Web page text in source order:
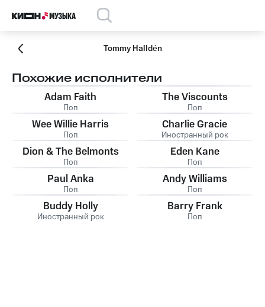
Tommy Halldén
Похожие исполнители
Adam Faith
Поп
The Viscounts
Поп
Wee Willie Harris
Поп
Charlie Gracie
Иностранный рок
Dion & The Belmonts
Поп
Eden Kane
Поп
Paul Anka
Поп
Andy Williams
Поп
Buddy Holly
Иностранный рок
Barry Frank
Поп